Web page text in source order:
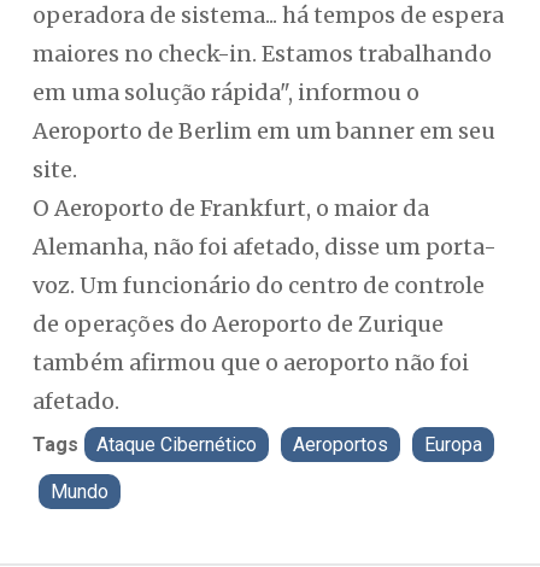
operadora de sistema... há tempos de espera
maiores no check-in. Estamos trabalhando
em uma solução rápida", informou o
Aeroporto de Berlim em um banner em seu
site.
O Aeroporto de Frankfurt, o maior da
Alemanha, não foi afetado, disse um porta-
voz. Um funcionário do centro de controle
de operações do Aeroporto de Zurique
também afirmou que o aeroporto não foi
afetado.
Tags Ataque Cibernético Aeroportos Europa
Mundo